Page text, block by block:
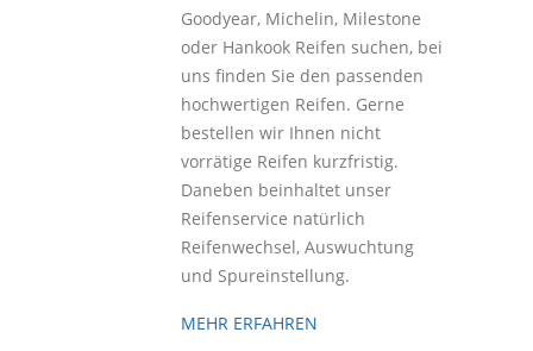
Goodyear, Michelin, Milestone
oder Hankook Reifen suchen, bei
uns finden Sie den passenden
hochwertigen Reifen. Gerne
bestellen wir Ihnen nicht
vorrätige Reifen kurzfristig.
Daneben beinhaltet unser
Reifenservice natürlich
Reifenwechsel, Auswuchtung
und Spureinstellung.
MEHR ERFAHREN